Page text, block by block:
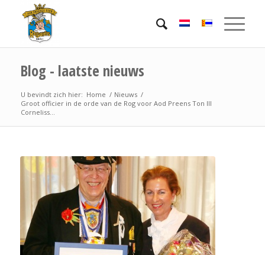
Blog - laatste nieuws
U bevindt zich hier: Home / Nieuws /
Groot officier in de orde van de Rog voor Aod Preens Ton III
Corneliss...